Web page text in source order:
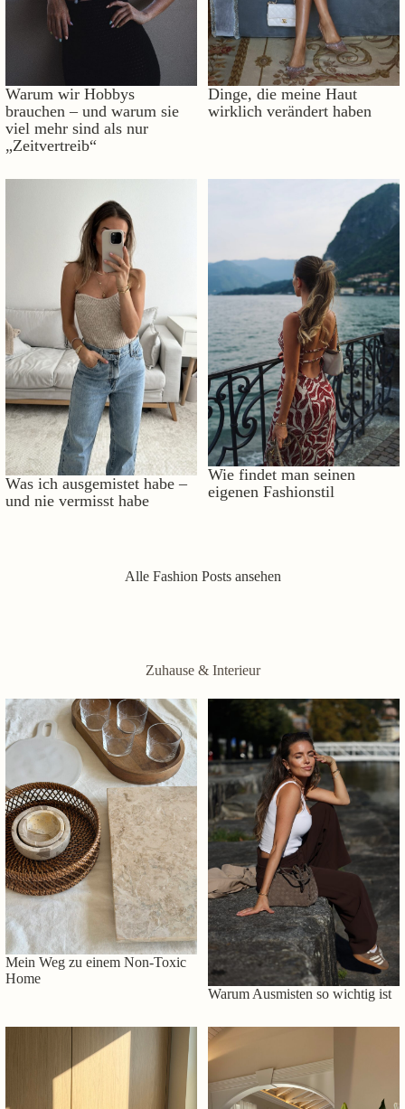
Warum wir Hobbys
brauchen – und warum sie
viel mehr sind als nur
„Zeitvertreib“
Dinge, die meine Haut
wirklich verändert haben
Was ich ausgemistet habe –
und nie vermisst habe
Wie findet man seinen
eigenen Fashionstil
Alle Fashion Posts ansehen
Zuhause & Interieur
Mein Weg zu einem Non-Toxic
Home
Warum Ausmisten so wichtig ist